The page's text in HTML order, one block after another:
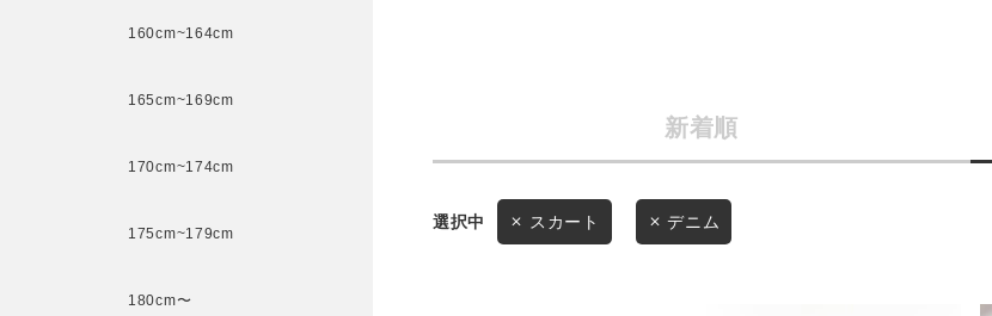
スタイリングから探す
160cm~164cm
165cm~169cm
170cm~174cm
175cm~179cm
180cm〜
新着順
スカート デニム